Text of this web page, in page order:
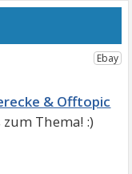
& Offtopic